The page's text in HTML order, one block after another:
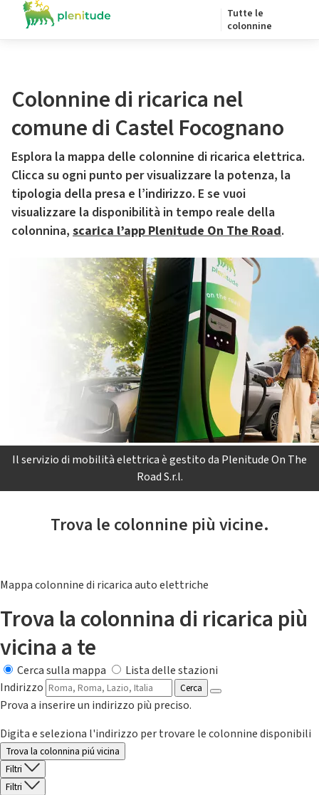
Tutte le
colonnine
Colonnine di ricarica nel
comune di Castel Focognano
Esplora la mappa delle colonnine di ricarica elettrica.
Clicca su ogni punto per visualizzare la potenza, la
tipologia della presa e l’indirizzo. E se vuoi
visualizzare la disponibilità in tempo reale della
colonnina, scarica l’app Plenitude On The Road.
Il servizio di mobilità elettrica è gestito da Plenitude On The
Road S.r.l.
Trova le colonnine più vicine.
Mappa colonnine di ricarica auto elettriche
Trova la colonnina di ricarica più
vicina a te
Cerca sulla mappa
Lista delle stazioni
Indirizzo
Cerca
Prova a inserire un indirizzo più preciso.
Digita e seleziona l'indirizzo per trovare le colonnine disponibili
Trova la colonnina piú vicina
Filtri
Filtri